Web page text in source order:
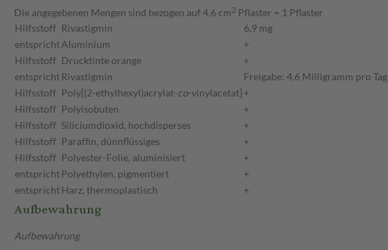
Die angegebenen Mengen sind bezogen auf 4,6 cm2 Pflaster = 1 Pflaster
Hilfsstoff Rivastigmin
6,9 mg
entsprichtAluminium
+
Hilfsstoff Drucktinte orange
+
entsprichtRivastigmin
Freigabe: 4,6 Milligramm pro Tag
Hilfsstoff Poly[(2-ethylhexyl)acrylat-co-vinylacetat] +
Hilfsstoff Polyisobuten
+
Hilfsstoff Siliciumdioxid, hochdisperses
+
Hilfsstoff Paraffin, dünnflüssiges
+
Hilfsstoff Polyester-Folie, aluminisiert
+
entsprichtPolyethylen, pigmentiert
+
entsprichtHarz, thermoplastisch +
Aufbewahrung
Aufbewahrung